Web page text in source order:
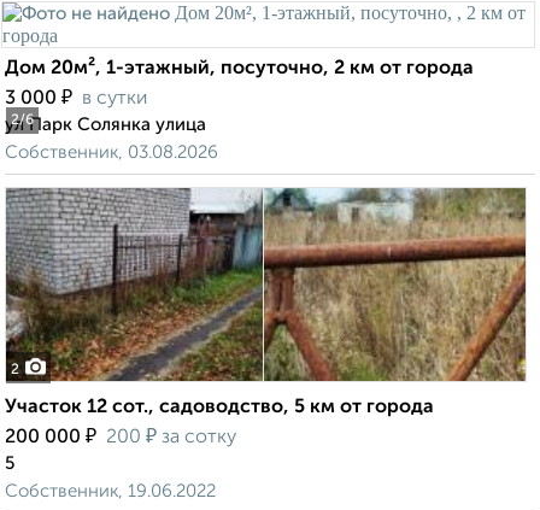
2/6
Дом 20м², 1-этажный, посуточно, 2 км от города
3 000 ₽ в сутки
ул Парк Солянка улица
Собственник, 03.08.2026
2
Участок 12 сот., садоводство, 5 км от города
200 000 ₽ 200 ₽ за сотку
5
Собственник, 19.06.2022